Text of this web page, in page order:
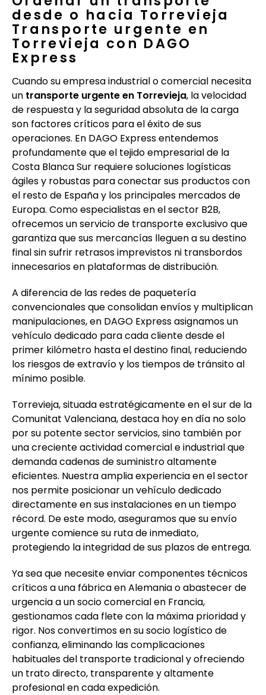
desde o hacia Torrevieja
Transporte urgente en
Torrevieja con DAGO
Express
Cuando su empresa industrial o comercial necesita
un transporte urgente en Torrevieja, la velocidad
de respuesta y la seguridad absoluta de la carga
son factores críticos para el éxito de sus
operaciones. En DAGO Express entendemos
profundamente que el tejido empresarial de la
Costa Blanca Sur requiere soluciones logísticas
ágiles y robustas para conectar sus productos con
el resto de España y los principales mercados de
Europa. Como especialistas en el sector B2B,
ofrecemos un servicio de transporte exclusivo que
garantiza que sus mercancías lleguen a su destino
final sin sufrir retrasos imprevistos ni transbordos
innecesarios en plataformas de distribución.
A diferencia de las redes de paquetería
convencionales que consolidan envíos y multiplican
manipulaciones, en DAGO Express asignamos un
vehículo dedicado para cada cliente desde el
primer kilómetro hasta el destino final, reduciendo
los riesgos de extravío y los tiempos de tránsito al
mínimo posible.
Torrevieja, situada estratégicamente en el sur de la
Comunitat Valenciana, destaca hoy en día no solo
por su potente sector servicios, sino también por
una creciente actividad comercial e industrial que
demanda cadenas de suministro altamente
eficientes. Nuestra amplia experiencia en el sector
nos permite posicionar un vehículo dedicado
directamente en sus instalaciones en un tiempo
récord. De este modo, aseguramos que su envío
urgente comience su ruta de inmediato,
protegiendo la integridad de sus plazos de entrega.
Ya sea que necesite enviar componentes técnicos
críticos a una fábrica en Alemania o abastecer de
urgencia a un socio comercial en Francia,
gestionamos cada flete con la máxima prioridad y
rigor. Nos convertimos en su socio logístico de
confianza, eliminando las complicaciones
habituales del transporte tradicional y ofreciendo
un trato directo, transparente y altamente
profesional en cada expedición.